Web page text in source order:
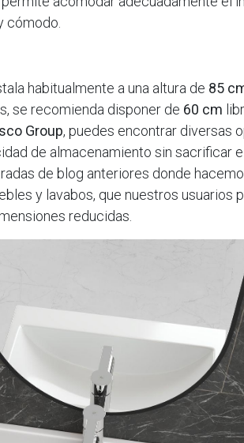
cómodo.
habitualmente a una altura de 85
se recomienda disponer de 60 cm
Group, puedes encontrar diversas
de almacenamiento sin sacrificar
de blog anteriores donde
y lavabos, que nuestros usuarios
reducidas.